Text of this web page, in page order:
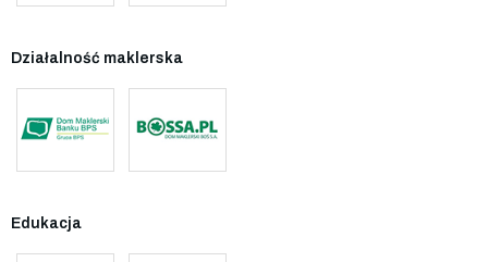
Działalność maklerska
Edukacja